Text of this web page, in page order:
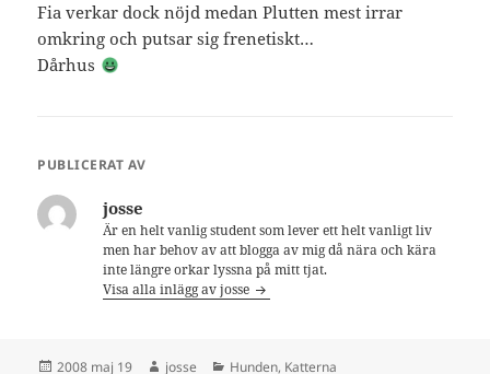
Fia verkar dock nöjd medan Plutten mest irrar
omkring och putsar sig frenetiskt…
Dårhus
PUBLICERAT AV
josse
Är en helt vanlig student som lever ett helt vanligt liv
men har behov av att blogga av mig då nära och kära
inte längre orkar lyssna på mitt tjat.
Visa alla inlägg av josse
Postat
2008 maj 19 Författare
josse Kategorier
Hunden, Katterna